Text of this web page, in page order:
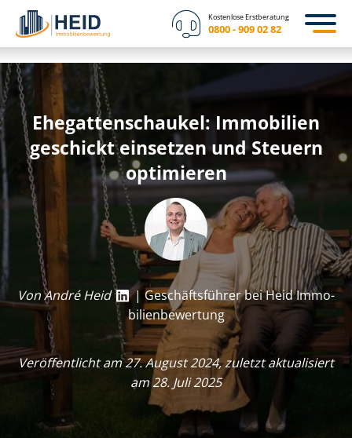
Kostenlose Erstberatung
0800 - 909 02 82
Ehe­gat­ten­schau­kel: Immobilien
geschickt einsetzen und Steuern
optimieren
Von André Heid
| Geschäftsführer bei Heid Im­mo­
bi­li­en­be­wer­tung
Veröffentlicht am 27. August 2024, zuletzt aktualisiert
am 28. Juli 2025